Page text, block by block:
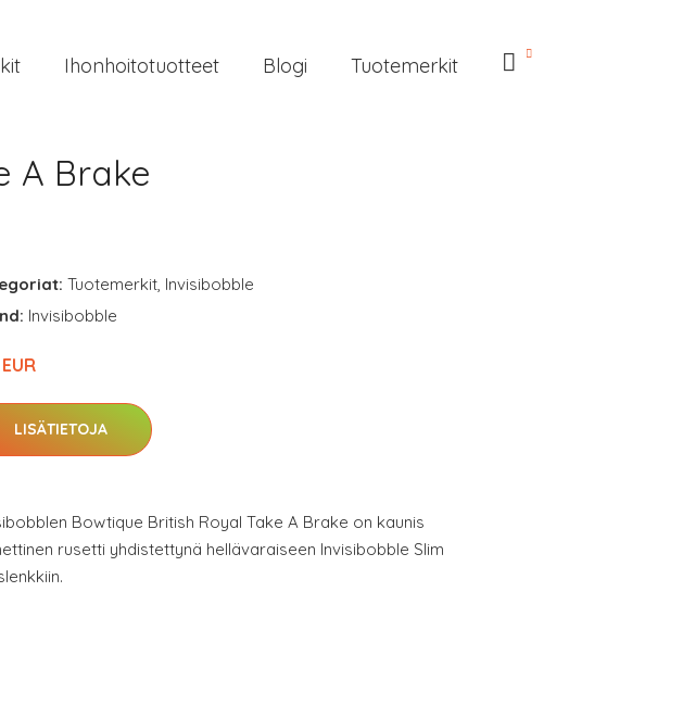
Ihonhoitotuotteet Blogi Tuotemerkit
A Brake
Tuotemerkit, Invisibobble
Invisibobble
LISÄTIETOJA
Bowtique British Royal Take A Brake on kaunis
rusetti yhdistettynä hellävaraiseen Invisibobble Slim